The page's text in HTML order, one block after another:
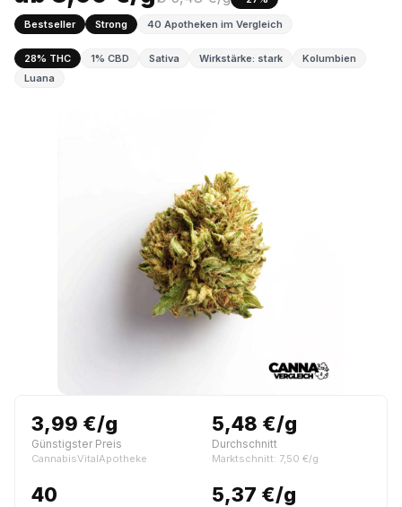
Bestseller
Strong 40 Apotheken im Vergleich
28% THC 1% CBD Sativa Wirkstärke: stark
Kolumbien
Luana
3,99 €/g
Günstigster Preis
CannabisVitalApotheke
5,48 €/g
Durchschnitt
Marktschnitt: 7,50 €/g
40 5,37 €/g